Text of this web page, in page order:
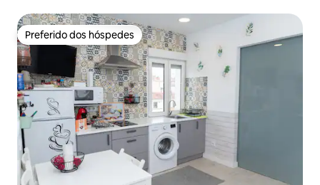
Preferido dos hóspedes
Preferido dos hóspedes